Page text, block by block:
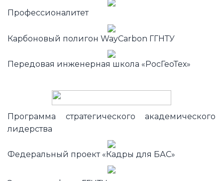
Профессионалитет
Карбоновый полигон WayCarbon ГГНТУ
Передовая инженерная школа «РосГеоТех»
Программа стратегического академического
лидерства
Федеральный проект «Кадры для БАС»